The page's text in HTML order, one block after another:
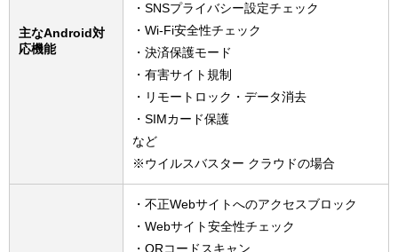
主なAndroid対
応機能
・SNSプライバシー設定チェック
・Wi-Fi安全性チェック
・決済保護モード
・有害サイト規制
・リモートロック・データ消去
・SIMカード保護
など
※ウイルスバスター クラウドの場合
・不正Webサイトへのアクセスブロック
・Webサイト安全性チェック
・QRコードスキャン